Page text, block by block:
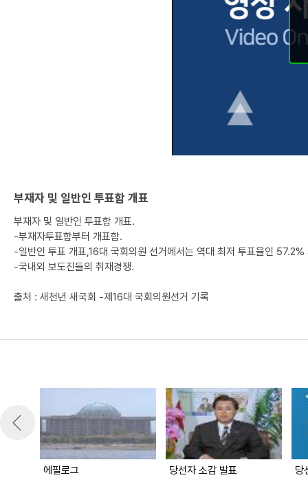
부재자 및 일반인 투표함 개표
부재자 및 일반인 투표함 개표.
-부재자투표함부터 개표함.
-일반인 투표 개표,16대 국회의원 선거에서는 역대 최저 투표율인 57.2%
-국내외 보도진들의 취재경쟁.
출처 : 새천년 새국회 -제16대 국회의원선거 기록
에필로그 당선자 소감 발표